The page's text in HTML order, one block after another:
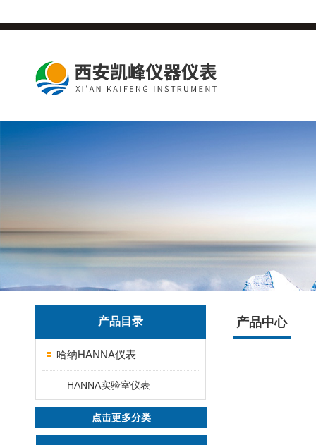
产品目录
哈纳HANNA仪表
HANNA实验室仪表
点击更多分类
产品中心